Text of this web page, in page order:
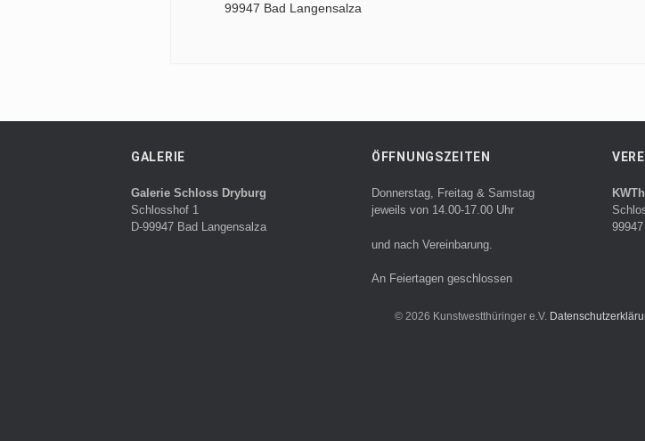
99947 Bad Langensalza
GALERIE
Galerie Schloss Dryburg
Schlosshof 1
D-99947 Bad Langensalza
ÖFFNUNGSZEITEN
Donnerstag, Freitag & Samstag
jeweils von 14.00-17.00 Uhr
und nach Vereinbarung.
An Feiertagen geschlossen
© 2026 Kunstwestthüringer e.V.